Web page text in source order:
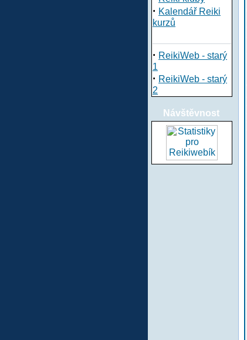
· Kalendář Reiki
kurzů
· ReikiWeb - starý
1
· ReikiWeb - starý
2
Návštěvnost